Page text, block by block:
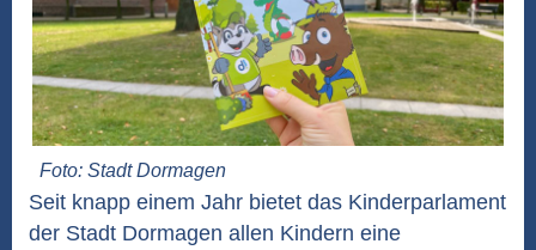
Foto: Stadt Dormagen
Seit knapp einem Jahr bietet das Kinderparlament
der Stadt Dormagen allen Kindern eine